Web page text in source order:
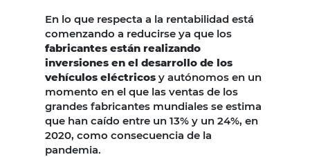
En lo que respecta a la rentabilidad está
comenzando a reducirse ya que los
fabricantes están realizando
inversiones en el desarrollo de los
vehículos eléctricos y autónomos en un
momento en el que las ventas de los
grandes fabricantes mundiales se estima
que han caído entre un 13% y un 24%, en
2020, como consecuencia de la
pandemia.